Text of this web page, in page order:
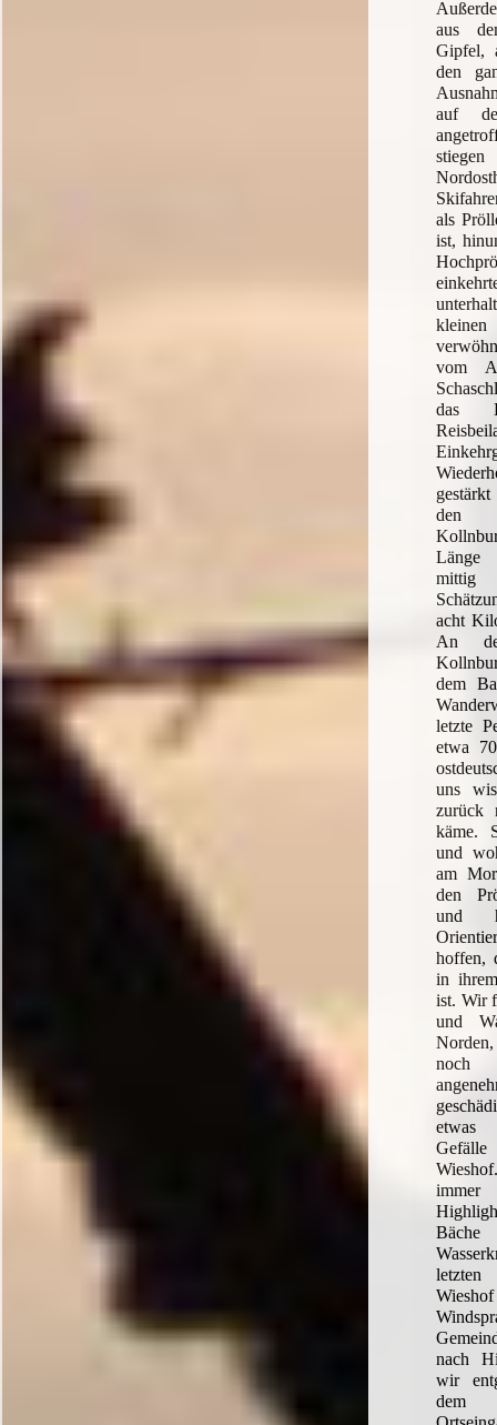
aus
Gipfel,
den
auf
als
ist,
vom
das
den
Länge
mittig
acht
An
dem
letzte
etwa
uns
zurück
käme.
und
am
den
und
hoffen,
in
ist. Wir
und
etwas
immer
letzten
nach
wir
dem